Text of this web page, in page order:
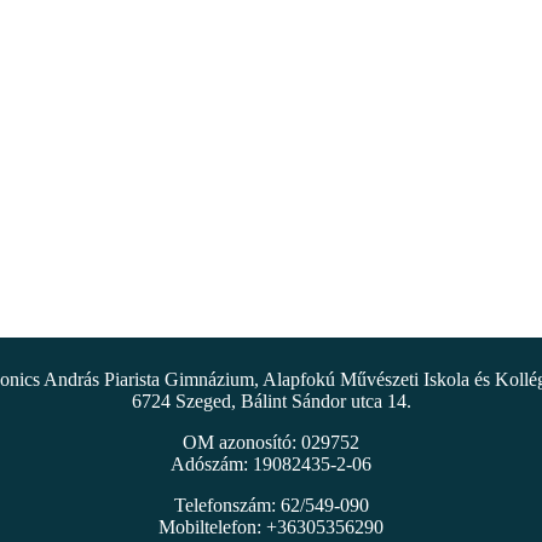
András Piarista Gimnázium, Alapfokú Művészeti Iskola és
6724 Szeged, Bálint Sándor utca 14.
OM azonosító: 029752
Adószám: 19082435-2-06
Telefonszám: 62/549-090
Mobiltelefon: +36305356290